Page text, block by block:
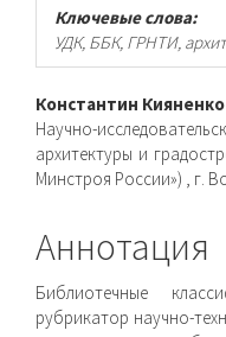
Ключевые слова:
УДК, ББК, ГРНТИ,
Основное
статьи
Константин Кияненко
Научно-
архитектуры и
Минстроя России») , г.
Аннотация
Библиотечные
рубрикатор научно-